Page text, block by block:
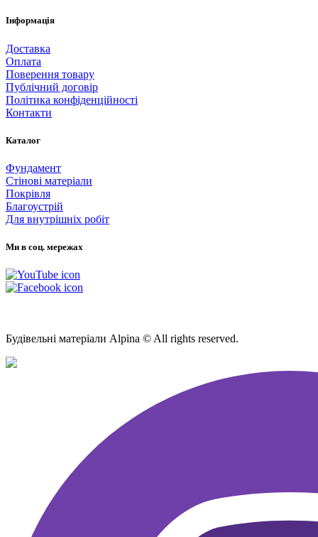
Інформація
Доставка
Оплата
Поверення товару
Публічний договір
Політика конфіденційності
Контакти
Каталог
Фундамент
Стінові матеріали
Покрівля
Благоустрій
Для внутрішніх робіт
Ми в соц. мережах
Будівельні матеріали Alpina © All rights reserved.